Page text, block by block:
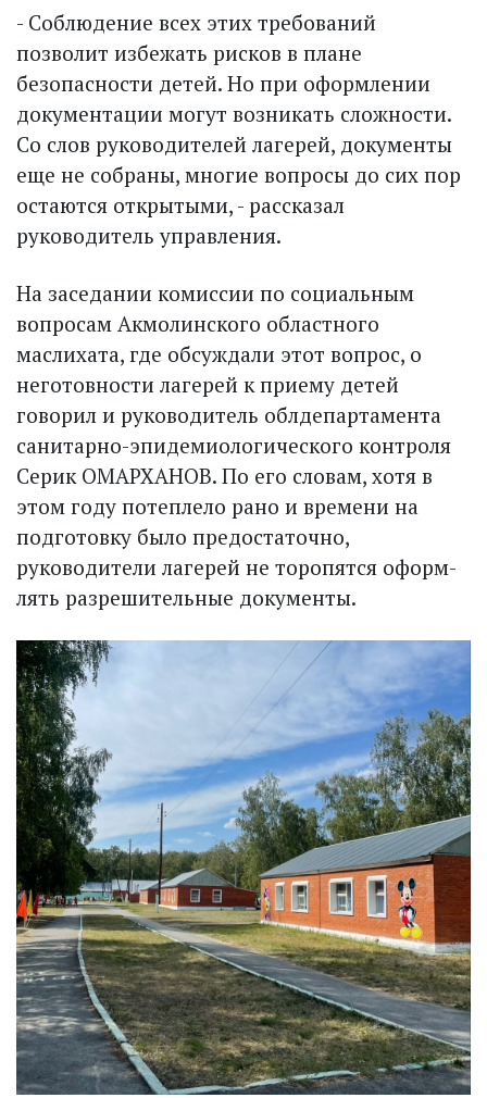
- Соблюдение всех этих требований
позволит избежать рисков в плане
безопасности детей. Но при оформлении
документации могут возникать сложности.
Со слов руководителей лагерей, документы
еще не собраны, многие вопросы до сих пор
остаются открытыми, - рассказал
руководитель управления.
На заседании комиссии по социальным
вопросам Акмолинского областного
маслихата, где обсуждали этот вопрос, о
неготовности лагерей к приему детей
говорил и руководитель облдепартамента
санитарно-эпидемиологического контроля
Серик ОМАРХАНОВ. По его словам, хотя в
этом году потеплело рано и времени на
подготовку было предостаточно,
руководители лагерей не торопятся оформ­
лять разрешительные документы.